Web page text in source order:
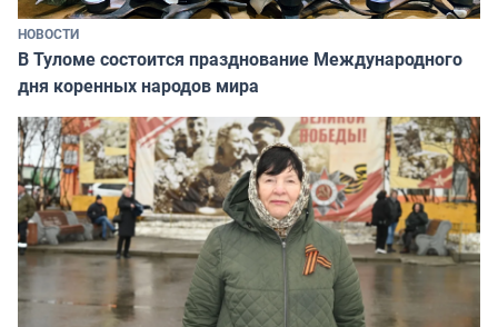
НОВОСТИ
В Туломе состоится празднование Международного
дня коренных народов мира